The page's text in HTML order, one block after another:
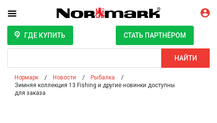
ГДЕ КУПИТЬ СТАТЬ ПАРТНЁРОМ
НАЙТИ
Нормарк Новости
Рыбалка
Зимняя коллекция 13 Fishing и другие новинки доступны
для заказа